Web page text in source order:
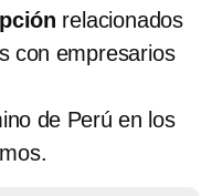
relacionados
con empresarios
de Perú en los